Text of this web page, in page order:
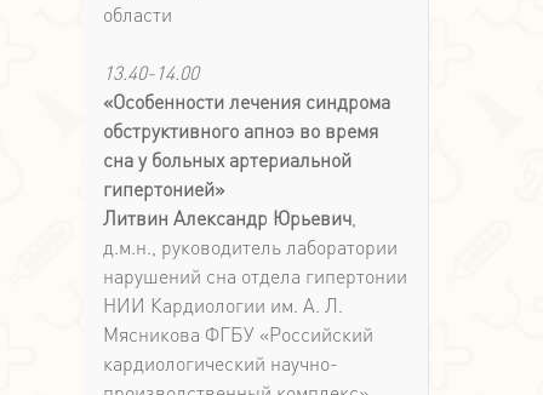
области
13.40-14.00
«Особенности лечения синдрома
обструктивного апноэ во время
сна у больных артериальной
гипертонией»
Литвин Александр Юрьевич,
д.м.н., руководитель лаборатории
нарушений сна отдела гипертонии
НИИ Кардиологии им. А. Л.
Мясникова ФГБУ «Российский
кардиологический научно-